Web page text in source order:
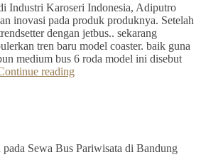
Industri Karoseri Indonesia, Adiputro
inovasi pada produk produknya. Setelah
dengan jetbus.. sekarang
tren baru model coaster. baik guna
medium bus 6 roda model ini disebut
reading
pada Sewa Bus Pariwisata di Bandung